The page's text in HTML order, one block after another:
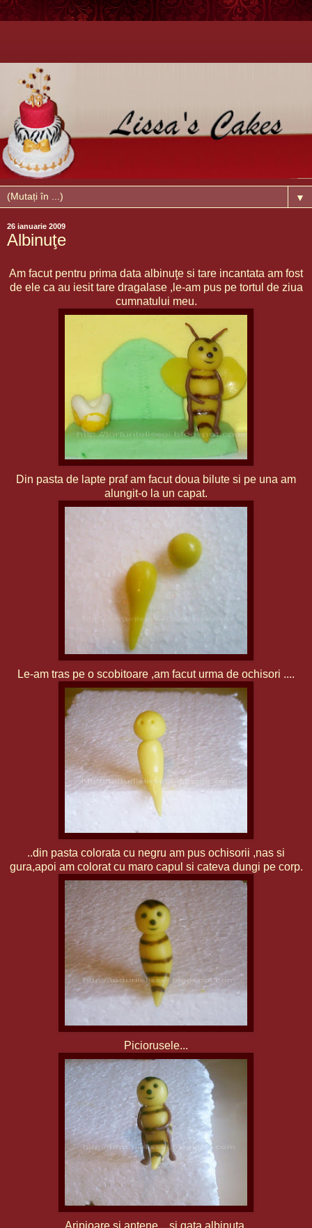
▼
26 ianuarie 2009
Albinuţe
Am facut pentru prima data albinuţe si tare incantata am fost
de ele ca au iesit tare dragalase ,le-am pus pe tortul de ziua
cumnatului meu.
Din pasta de lapte praf am facut doua bilute si pe una am
alungit-o la un capat.
Le-am tras pe o scobitoare ,am facut urma de ochisori ....
..din pasta colorata cu negru am pus ochisorii ,nas si
gura,apoi am colorat cu maro capul si cateva dungi pe corp.
Piciorusele...
Aripioare si antene ...si gata albinuta.